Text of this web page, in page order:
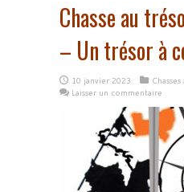
Chasse au
– Un trésor à
10 janvier 2023
Laisser un commentaire